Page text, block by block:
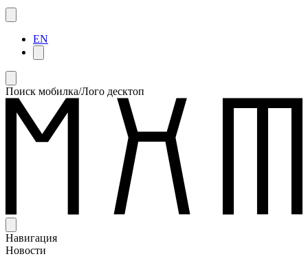
EN
Поиск мобилка/Лого десктоп
Навигация
Новости